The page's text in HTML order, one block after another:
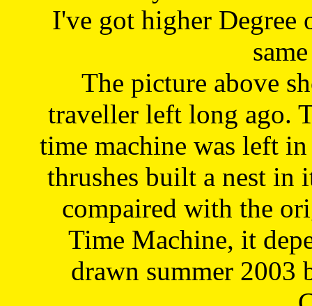
I've got higher Degree
The picture above
traveller left long ago.
time machine was left
thrushes built a nest in
compaired with the
Time Machine, it
drawn summer 2003